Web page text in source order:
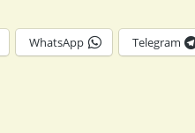
Telegram
WhatsApp